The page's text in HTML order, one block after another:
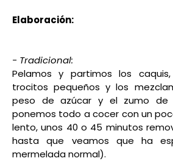
Elaboración:
- Tradicional:
Pelamos y partimos los
trocitos pequeños y los
peso de azúcar y el zumo de
ponemos todo a cocer con un
lento, unos 40 o 45 minutos
hasta que veamos que ha
mermelada normal).